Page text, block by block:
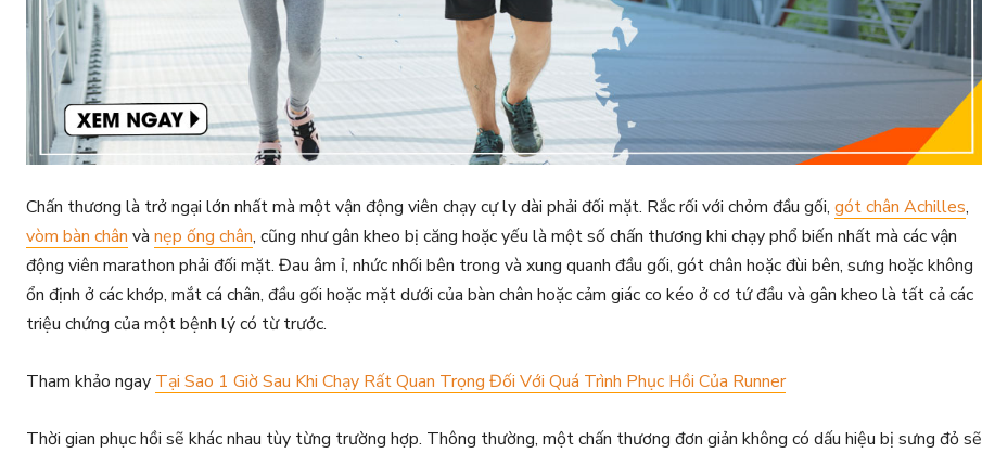
Chấn thương là trở ngại lớn nhất mà một vận động viên chạy cự ly dài phải đối mặt. Rắc rối với chỏm đầu gối, gót chân Achilles,
vòm bàn chân và nẹp ống chân, cũng như gân kheo bị căng hoặc yếu là một số chấn thương khi chạy phổ biến nhất mà các vận
động viên marathon phải đối mặt. Đau âm ỉ, nhức nhối bên trong và xung quanh đầu gối, gót chân hoặc đùi bên, sưng hoặc không
ổn định ở các khớp, mắt cá chân, đầu gối hoặc mặt dưới của bàn chân hoặc cảm giác co kéo ở cơ tứ đầu và gân kheo là tất cả các
triệu chứng của một bệnh lý có từ trước.
Tham khảo ngay Tại Sao 1 Giờ Sau Khi Chạy Rất Quan Trọng Đối Với Quá Trình Phục Hồi Của Runner
Thời gian phục hồi sẽ khác nhau tùy từng trường hợp. Thông thường, một chấn thương đơn giản không có dấu hiệu bị sưng đỏ sẽ